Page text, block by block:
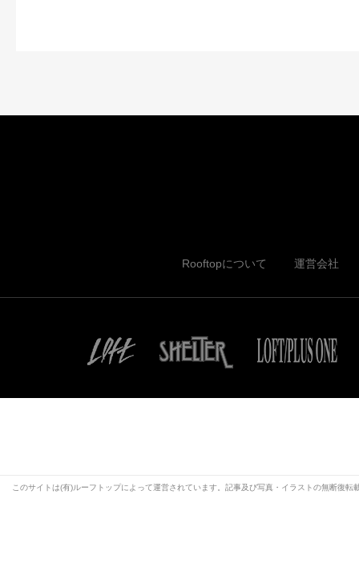
Rooftopについて 運営会社
このサイトは(有)ルーフトップによって運営されています。記事及び写真・イラストの無断復転